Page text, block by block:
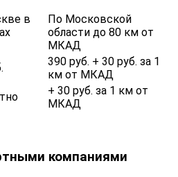
в
По Московской
области до 80 км от
МКАД
390 руб. + 30 руб. за 1
км от МКАД
+ 30 руб. за 1 км от
МКАД
компаниями